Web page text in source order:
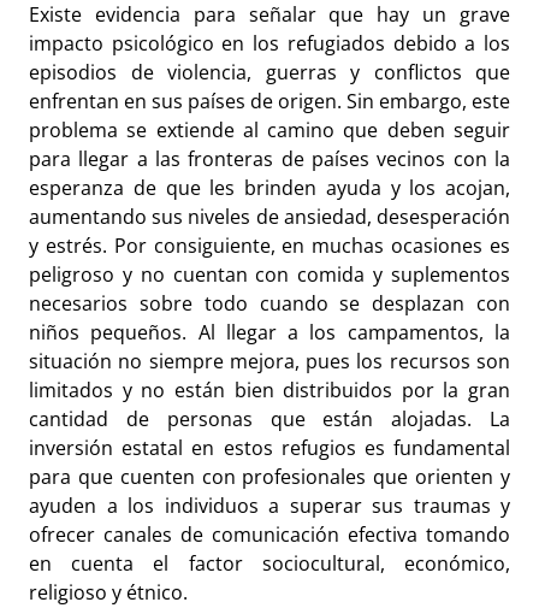
Existe evidencia para señalar que hay un grave
impacto psicológico en los refugiados debido a los
episodios de violencia, guerras y conflictos que
enfrentan en sus países de origen. Sin embargo, este
problema se extiende al camino que deben seguir
para llegar a las fronteras de países vecinos con la
esperanza de que les brinden ayuda y los acojan,
aumentando sus niveles de ansiedad, desesperación
y estrés. Por consiguiente, en muchas ocasiones es
peligroso y no cuentan con comida y suplementos
necesarios sobre todo cuando se desplazan con
niños pequeños. Al llegar a los campamentos, la
situación no siempre mejora, pues los recursos son
limitados y no están bien distribuidos por la gran
cantidad de personas que están alojadas. La
inversión estatal en estos refugios es fundamental
para que cuenten con profesionales que orienten y
ayuden a los individuos a superar sus traumas y
ofrecer canales de comunicación efectiva tomando
en cuenta el factor sociocultural, económico,
religioso y étnico.